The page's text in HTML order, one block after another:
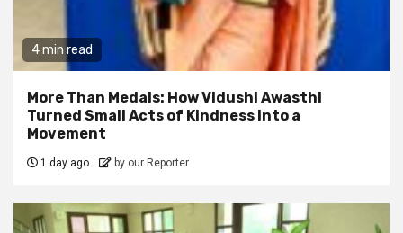
4 min read
More Than Medals: How Vidushi Awasthi
Turned Small Acts of Kindness into a
Movement
1 day ago by our Reporter